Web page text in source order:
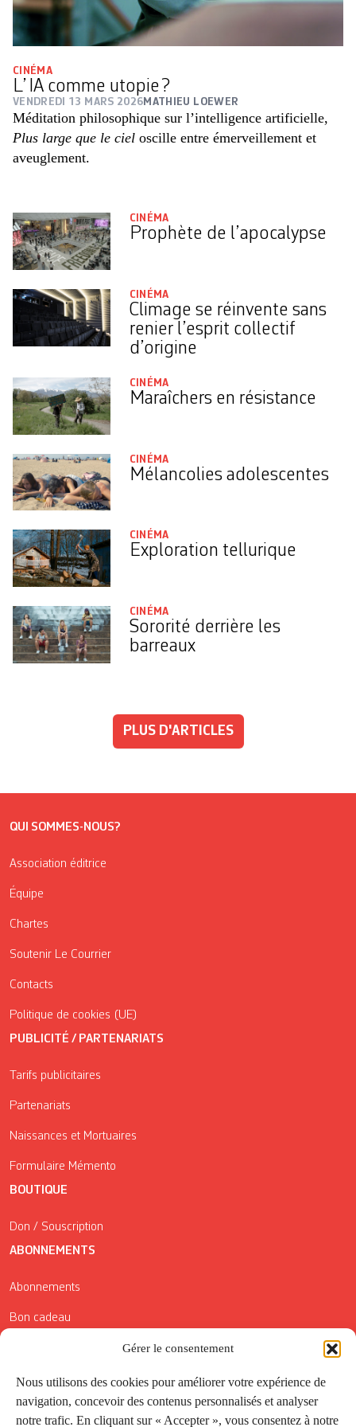
Gérer le consentement
Nous utilisons des cookies pour améliorer votre expérience de
navigation, concevoir des contenus personnalisés et analyser
notre trafic. En cliquant sur « Accepter », vous consentez à notre
CINÉMA
L’ IA comme utopie ?
VENDREDI 13 MARS 2026 MATHIEU LOEWER
Méditation philosophique sur l’intelligence artificielle,
Plus large que le ciel oscille entre émerveillement et
aveuglement.
CINÉMA
Prophète de l’apocalypse
CINÉMA
Climage se réinvente sans
renier l’esprit collectif
d’origine
CINÉMA
Maraîchers en résistance
CINÉMA
Mélancolies adolescentes
CINÉMA
Exploration tellurique
CINÉMA
Sororité derrière les
barreaux
PLUS D'ARTICLES
QUI SOMMES-NOUS?
Association éditrice
Équipe
Chartes
Soutenir Le Courrier
Contacts
Politique de cookies (UE)
PUBLICITÉ / PARTENARIATS
Tarifs publicitaires
Partenariats
Naissances et Mortuaires
Formulaire Mémento
BOUTIQUE
Don / Souscription
ABONNEMENTS
Abonnements
Bon cadeau
Conditions générales de vente
Réductions de la Carte Côté Courrier
Application